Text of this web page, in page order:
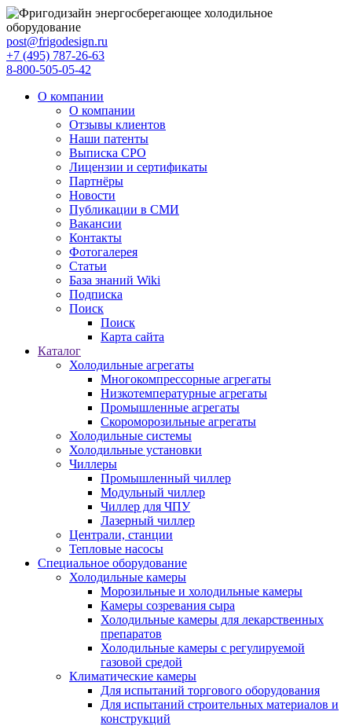
post@frigodesign.ru
+7 (495) 787-26-63
8-800-505-05-42
О компании
О компании
Отзывы клиентов
Наши патенты
Выписка СРО
Лицензии и сертификаты
Партнёры
Новости
Публикации в СМИ
Вакансии
Контакты
Фотогалерея
Статьи
База знаний Wiki
Подписка
Поиск
Поиск
Карта сайта
Каталог
Холодильные агрегаты
Многокомпрессорные агрегаты
Низкотемпературные агрегаты
Промышленные агрегаты
Скороморозильные агрегаты
Холодильные системы
Холодильные установки
Чиллеры
Промышленный чиллер
Модульный чиллер
Чиллер для ЧПУ
Лазерный чиллер
Централи, станции
Тепловые насосы
Специальное оборудование
Холодильные камеры
Морозильные и холодильные камеры
Камеры созревания сыра
Холодильные камеры для лекарственных
препаратов
Холодильные камеры с регулируемой
газовой средой
Климатические камеры
Для испытаний торгового оборудования
Для испытаний строительных материалов и
конструкций